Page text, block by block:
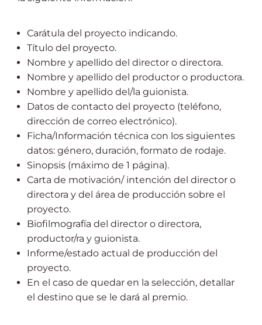
Carátula del proyecto indicando.
Título del proyecto.
Nombre y apellido del director o directora.
Nombre y apellido del productor o productora.
Nombre y apellido del/la guionista.
Datos de contacto del proyecto (teléfono,
dirección de correo electrónico).
Ficha/Información técnica con los siguientes
datos: género, duración, formato de rodaje.
Sinopsis (máximo de 1 página).
Carta de motivación/ intención del director o
directora y del área de producción sobre el
proyecto.
Biofilmografía del director o directora,
productor/ra y guionista.
Informe/estado actual de producción del
proyecto.
En el caso de quedar en la selección, detallar
el destino que se le dará al premio.